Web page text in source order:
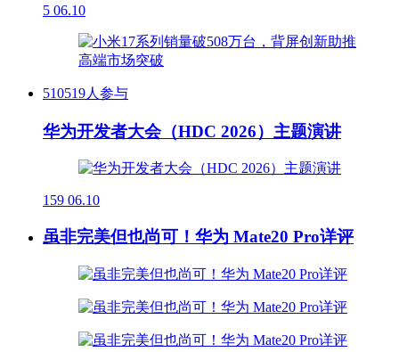
5 06.10
510519人参与
华为开发者大会（HDC 2026）主题演讲
159 06.10
虽非完美但也尚可！华为 Mate20 Pro详评